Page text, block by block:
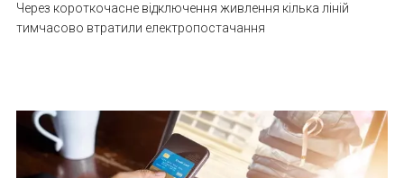
Через короткочасне відключення живлення кілька ліній
тимчасово втратили електропостачання